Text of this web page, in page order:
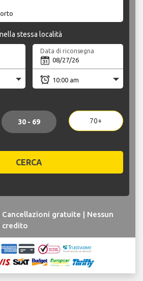
stessa località
Data di riconsegna
30 - 69 70+
CERCA
gratuite | Nessun
credito